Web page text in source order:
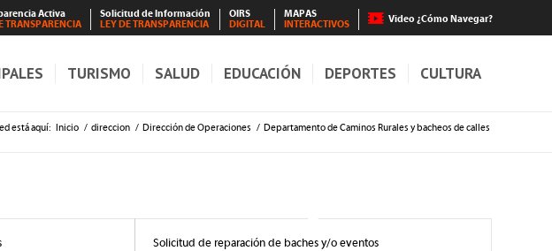
Activa
TRANSPARENCIA
Solicitud de Información
LEY DE TRANSPARENCIA
OIRS
DIGITAL
MAPAS
INTERACTIVOS
Video ¿Cómo Navegar?
TURISMO SALUD EDUCACIÓN DEPORTES CULTURA
está aquí: Inicio / direccion / Dirección de Operaciones / Departamento de Caminos Rurales y bacheos de calles
Solicitud de reparación de baches y/o eventos